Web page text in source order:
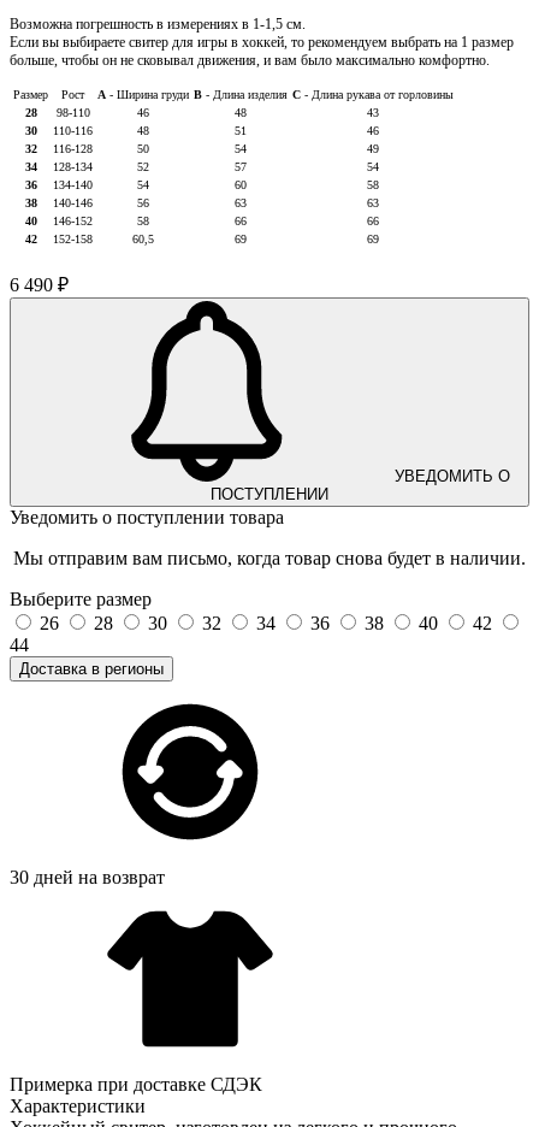
Возможна погрешность в измерениях в 1-1,5 см.
Если вы выбираете свитер для игры в хоккей, то рекомендуем выбрать на 1 размер
больше, чтобы он не сковывал движения, и вам было максимально комфортно.
Размер Рост А - Ширина груди В - Длина изделия С - Длина рукава от горловины
28
98-110 46 48
43
30
110-116 48 51
46
32
116-128 50 54
49
34
128-134 52 57
54
36
134-140 54 60
58
38
140-146 56 63
63
40
146-152 58 66
66
42
152-158 60,5 69 69
6 490 ₽
УВЕДОМИТЬ О
ПОСТУПЛЕНИИ
Уведомить о поступлении товара
Мы отправим вам письмо, когда товар снова будет в наличии.
Выберите размер
26
28 30 32 34 36 38 40
42
44
Доставка в регионы
30 дней на возврат
Примерка при доставке СДЭК
Характеристики